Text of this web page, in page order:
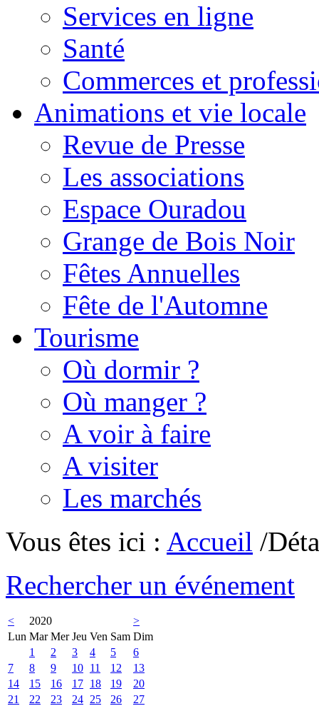
Services en ligne
Santé
Commerces et
Animations et vie locale
Revue de Presse
Les associations
Espace Ouradou
Grange de Bois Noir
Fêtes Annuelles
Fête de l'Automne
Tourisme
Où dormir ?
Où manger ?
A voir à faire
A visiter
Les marchés
Vous êtes ici : Accueil /
Rechercher un événement
< 2020
>
Lun Mar Mer Jeu Ven Sam Dim
1
2 3 4 5
6
7
8 9 10 11 12
13
14
15 16 17 18 19
20
21
22 23 24 25 26
27